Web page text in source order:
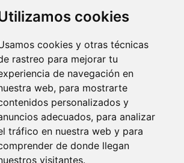
cookies
cookies y otras técnicas
rastreo para mejorar tu
de navegación en
web, para mostrarte
personalizados y
adecuados, para analizar
tráfico en nuestra web y para
de donde llegan
visitantes.
cookies preferences
© 2025 peligrosidad.com